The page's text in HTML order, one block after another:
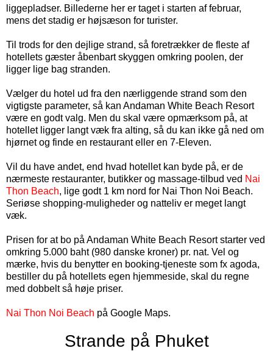
liggepladser. Billederne her er taget i starten af februar,
mens det stadig er højsæson for turister.
Til trods for den dejlige strand, så foretrækker de fleste af
hotellets gæster åbenbart skyggen omkring poolen, der
ligger lige bag stranden.
Vælger du hotel ud fra den nærliggende strand som den
vigtigste parameter, så kan Andaman White Beach Resort
være en godt valg. Men du skal være opmærksom på, at
hotellet ligger langt væk fra alting, så du kan ikke gå ned om
hjørnet og finde en restaurant eller en 7-Eleven.
Vil du have andet, end hvad hotellet kan byde på, er de
nærmeste restauranter, butikker og massage-tilbud ved Nai
Thon Beach, lige godt 1 km nord for Nai Thon Noi Beach.
Seriøse shopping-muligheder og natteliv er meget langt
væk.
Prisen for at bo på Andaman White Beach Resort starter ved
omkring 5.000 baht (980 danske kroner) pr. nat. Vel og
mærke, hvis du benytter en booking-tjeneste som fx agoda,
bestiller du på hotellets egen hjemmeside, skal du regne
med dobbelt så høje priser.
Nai Thon Noi Beach på Google Maps.
Strande på Phuket